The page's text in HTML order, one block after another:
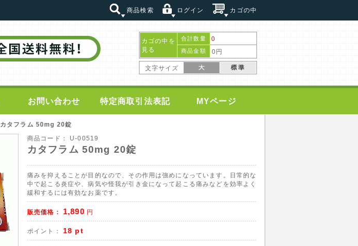
商品検索 ログイン カゴの中
カゴの中を
見る
合計数量 0
商品金額 0円
文字サイズ
お問い合わせ 特定商取引法表記 MYページ
カタフラム 50mg 20錠
商品コード： U-00519
カタフラム 50mg 20錠
痛みを抑えることが目的なので、その作用は強めになっています。日常的な
中で起こる炎症や、病気や怪我が引き金になって起こる痛みなどを効率よく
緩和するには有効なお薬です。
販売価格： 1,890 円
ポイント： 18 pt